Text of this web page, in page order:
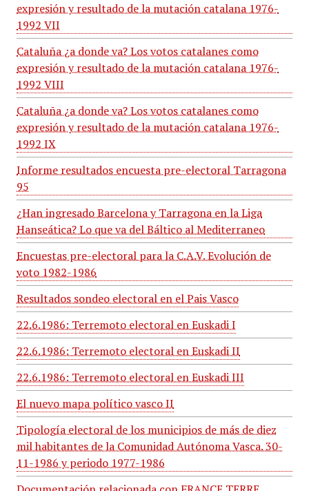
expresión y resultado de la mutación catalana 1976-
1992 VII
Cataluña ¿a donde va? Los votos catalanes como
expresión y resultado de la mutación catalana 1976-
1992 VIII
Cataluña ¿a donde va? Los votos catalanes como
expresión y resultado de la mutación catalana 1976-
1992 IX
Informe resultados encuesta pre-electoral Tarragona
95
¿Han ingresado Barcelona y Tarragona en la Liga
Hanseática? Lo que va del Báltico al Mediterraneo
Encuestas pre-electoral para la C.A.V. Evolución de
voto 1982-1986
Resultados sondeo electoral en el Pais Vasco
22.6.1986: Terremoto electoral en Euskadi I
22.6.1986: Terremoto electoral en Euskadi II
22.6.1986: Terremoto electoral en Euskadi III
El nuevo mapa político vasco II
Tipología electoral de los municipios de más de diez
mil habitantes de la Comunidad Autónoma Vasca. 30-
11-1986 y periodo 1977-1986